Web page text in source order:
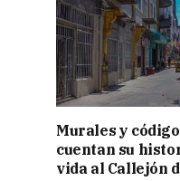
Murales y
cuentan su
vida al Callejón